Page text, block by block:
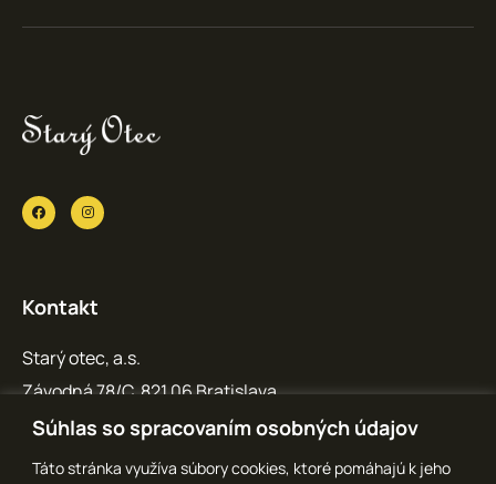
Súhlas so spracovaním osobných údajov
Táto stránka využíva súbory cookies, ktoré pomáhajú k jeho
Kontakt
Starý otec, a.s.
Závodná 78/C, 821 06 Bratislava
IČO: 36 769 371
info@staryotec.sk